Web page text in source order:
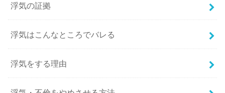
浮気の証拠
浮気はこんなところでバレる
浮気をする理由